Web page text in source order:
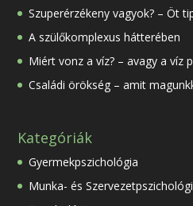
Szuperérzékeny vagyok? – Öt
A szülőkomplexus hátterében
Miért vonz a víz? – avagy a víz
Családi örökség – amit
Kategóriák
Gyermekpszichológia
Munka- és